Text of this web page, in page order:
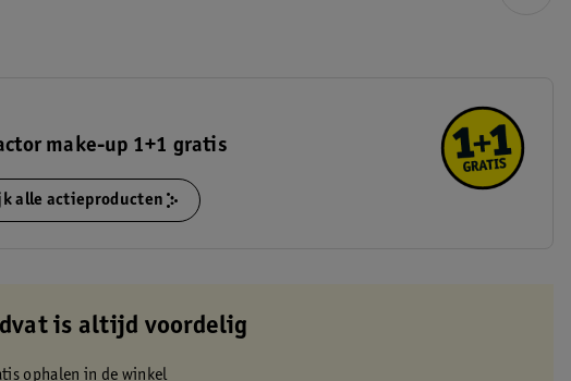
make-up 1+1 gratis
alle actieproducten
is altijd voordelig
ophalen in de winkel